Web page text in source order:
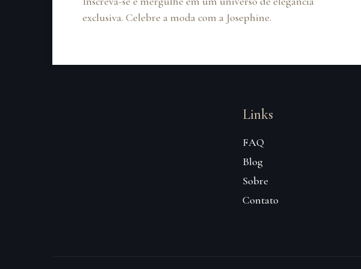
exclusiva. Celebre a moda com a Josephine.
Links
FAQ
Blog
Sobre
Contato